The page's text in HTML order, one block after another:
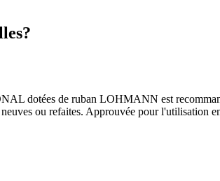
dotées de ruban LOHMANN est
ou refaites. Approuvée pour l'utilisation